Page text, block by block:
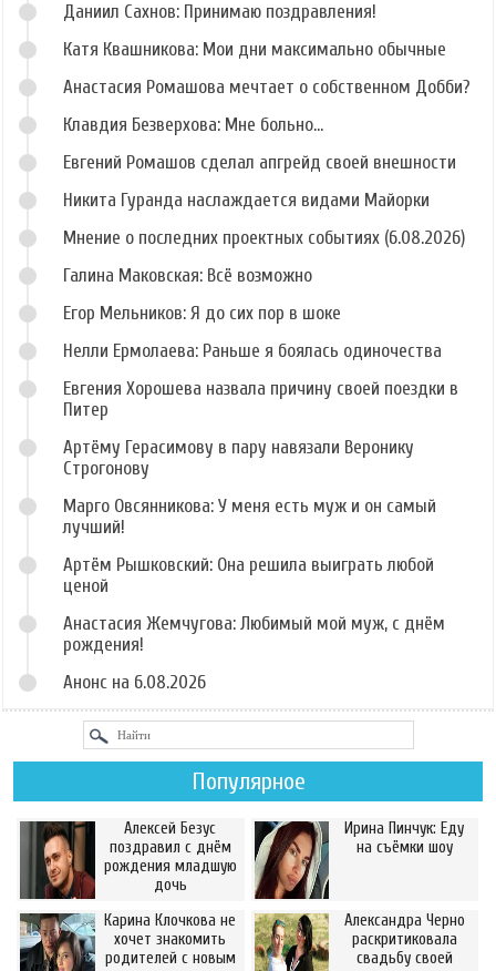
Даниил Сахнов: Принимаю поздравления!
Катя Квашникова: Мои дни максимально обычные
Анастасия Ромашова мечтает о собственном Добби?
Клавдия Безверхова: Мне больно...
Евгений Ромашов сделал апгрейд своей внешности
Никита Гуранда наслаждается видами Майорки
Мнение о последних проектных событиях (6.08.2026)
Галина Маковская: Всё возможно
Егор Мельников: Я до сих пор в шоке
Нелли Ермолаева: Раньше я боялась одиночества
Евгения Хорошева назвала причину своей поездки в
Питер
Артёму Герасимову в пару навязали Веронику
Строгонову
Марго Овсянникова: У меня есть муж и он самый
лучший!
Артём Рышковский: Она решила выиграть любой
ценой
Анастасия Жемчугова: Любимый мой муж, с днём
рождения!
Анонс на 6.08.2026
Популярное
Алексей Безус
поздравил с днём
рождения младшую
дочь
Ирина Пинчук: Еду
на съёмки шоу
Карина Клочкова не
хочет знакомить
родителей с новым
Александра Черно
раскритиковала
свадьбу своей